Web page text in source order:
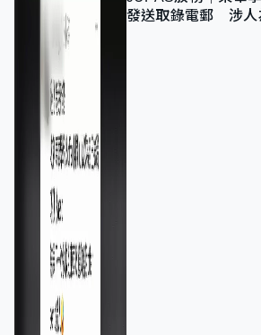
發送取錄電郵 涉人